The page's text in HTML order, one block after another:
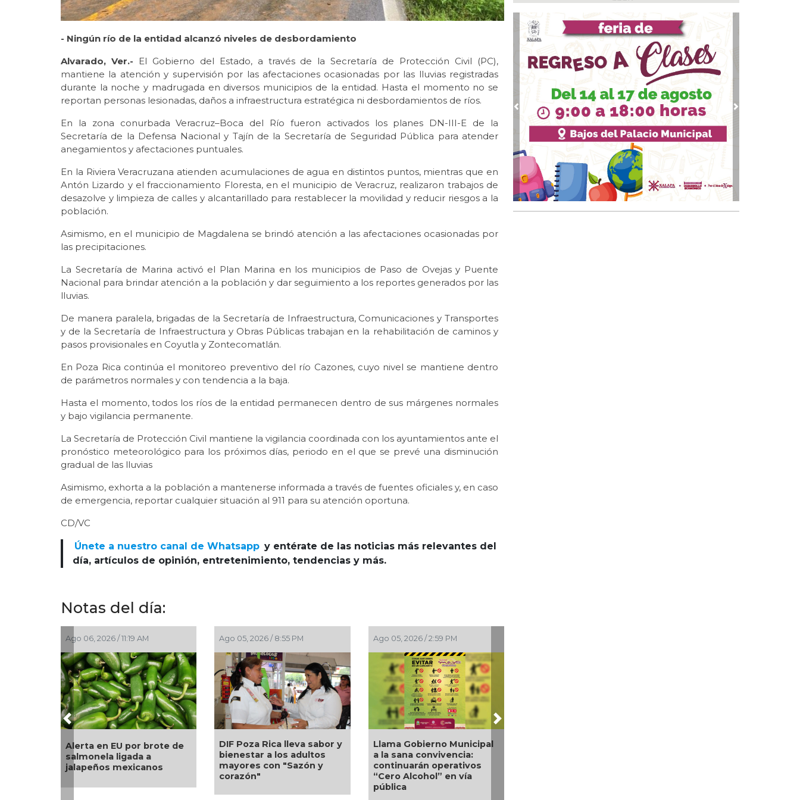
- Ningún río de la entidad alcanzó niveles de desbordamiento
Alvarado, Ver.- El Gobierno del Estado, a través de la Secretaría de Protección Civil (PC),
mantiene la atención y supervisión por las afectaciones ocasionadas por las lluvias registradas
durante la noche y madrugada en diversos municipios de la entidad. Hasta el momento no se
reportan personas lesionadas, daños a infraestructura estratégica ni desbordamientos de ríos.
En la zona conurbada Veracruz–Boca del Río fueron activados los planes DN-III-E de la
Secretaría de la Defensa Nacional y Tajín de la Secretaría de Seguridad Pública para atender
anegamientos y afectaciones puntuales.
En la Riviera Veracruzana atienden acumulaciones de agua en distintos puntos, mientras que en
Antón Lizardo y el fraccionamiento Floresta, en el municipio de Veracruz, realizaron trabajos de
desazolve y limpieza de calles y alcantarillado para restablecer la movilidad y reducir riesgos a la
población.
Asimismo, en el municipio de Magdalena se brindó atención a las afectaciones ocasionadas por
las precipitaciones.
La Secretaría de Marina activó el Plan Marina en los municipios de Paso de Ovejas y Puente
Nacional para brindar atención a la población y dar seguimiento a los reportes generados por las
lluvias.
De manera paralela, brigadas de la Secretaría de Infraestructura, Comunicaciones y Transportes
y de la Secretaría de Infraestructura y Obras Públicas trabajan en la rehabilitación de caminos y
pasos provisionales en Coyutla y Zontecomatlán.
En Poza Rica continúa el monitoreo preventivo del río Cazones, cuyo nivel se mantiene dentro
de parámetros normales y con tendencia a la baja.
Hasta el momento, todos los ríos de la entidad permanecen dentro de sus márgenes normales
y bajo vigilancia permanente.
La Secretaría de Protección Civil mantiene la vigilancia coordinada con los ayuntamientos ante el
pronóstico meteorológico para los próximos días, periodo en el que se prevé una disminución
gradual de las lluvias
Asimismo, exhorta a la población a mantenerse informada a través de fuentes oficiales y, en caso
de emergencia, reportar cualquier situación al 911 para su atención oportuna.
CD/VC
Únete a nuestro canal de Whatsapp y entérate de las noticias más relevantes del
día, artículos de opinión, entretenimiento, tendencias y más.
Notas del día:
en EU por brote de
mexicanos
Ago 05, 2026 / 8:55 PM
DIF Poza Rica lleva sabor y
bienestar a los adultos
mayores con "Sazón y
Ago 05, 2026 / 2:59 PM
Llama Gobierno Municipal
a la sana convivencia:
continuarán operativos
“Cero Alcohol” en vía
Ago 05, 2026 / 2:56 PM
La UNAM analiza sanción
de hasta 20 millones de
pesos a Territorium Life
Previous Next
empleos
Ago 07, 2026 / 12:49
Localizan e inhabilitan dos tomas clandestinas y
desmantelan cámaras de vigilancia irregulares en
Tuxpan
Ago 07, 2026 / 11:52
Cerveza: cinco siglos de historia en nuestro país
Ago 07, 2026 / 11:24
UMAE del IMSS Veracruz operó con éxito a
paciente con hernia diafragmática gigante
Ago 07, 2026 / 11:13
Alcaldesa suplente de Ixhuatlán del Sureste dice
no tener contacto con edil desaforado
Ago 07, 2026 / 10:50
Se le suman más homicidios a un peligroso
delincuente en Papantla
Previous Next